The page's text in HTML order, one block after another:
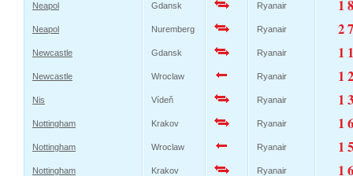
Neapol Gdansk Ryanair 1
Neapol Nuremberg Ryanair 2
Newcastle Gdansk Ryanair 1
Newcastle Wroclaw Ryanair 1
Nis Vídeň Ryanair 1
Nottingham Krakov Ryanair 1
Nottingham Wroclaw Ryanair 1
Nottingham Krakov Ryanair 1